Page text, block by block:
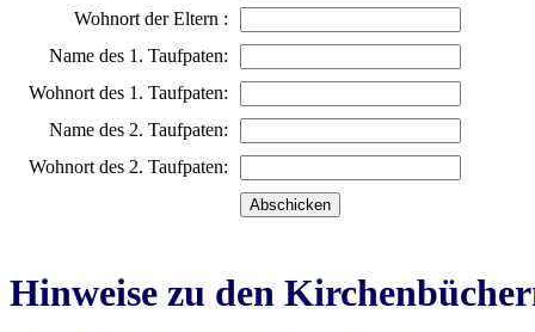
Wohnort der Eltern :
Name des 1. Taufpaten:
Wohnort des 1. Taufpaten:
Name des 2. Taufpaten:
Wohnort des 2. Taufpaten:
Hinweise zu den